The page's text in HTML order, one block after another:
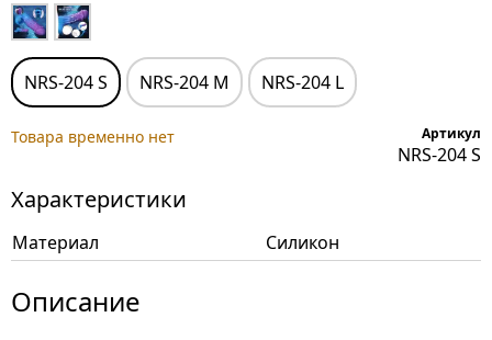
NRS-204 S NRS-204 M NRS-204 L
Товара временно нет Артикул
NRS-204 S
Характеристики
Материал Силикон
Описание